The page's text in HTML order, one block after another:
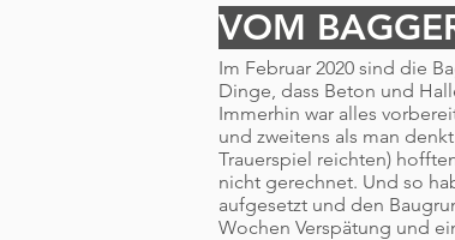
VOM
Im Februar 2020 sind die
Dinge, dass Beton und
Immerhin war alles
und zweitens als man
Trauerspiel reichten)
nicht gerechnet. Und so
aufgesetzt und den
Wochen Verspätung und